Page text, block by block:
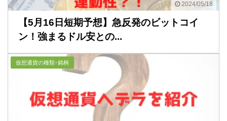
2024/05/18
【5月16日短期予想】急反発のビットコイ
ン！強まるドル安との...
仮想通貨の種類･銘柄